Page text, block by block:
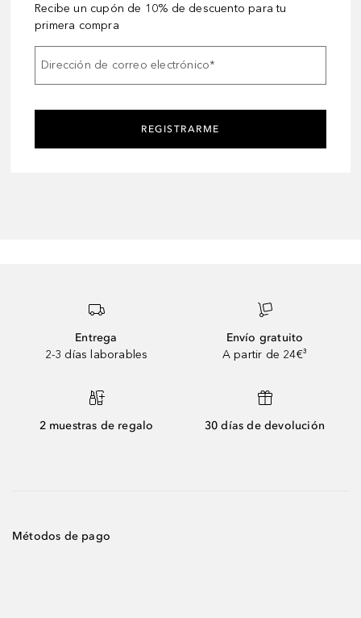
Recibe un cupón de 10% de descuento para tu
primera compra
Dirección de correo electrónico*
REGISTRARME
Entrega
2-3 días laborables
Envío gratuito
A partir de 24€³
2 muestras de regalo 30 días de devolución
Métodos de pago